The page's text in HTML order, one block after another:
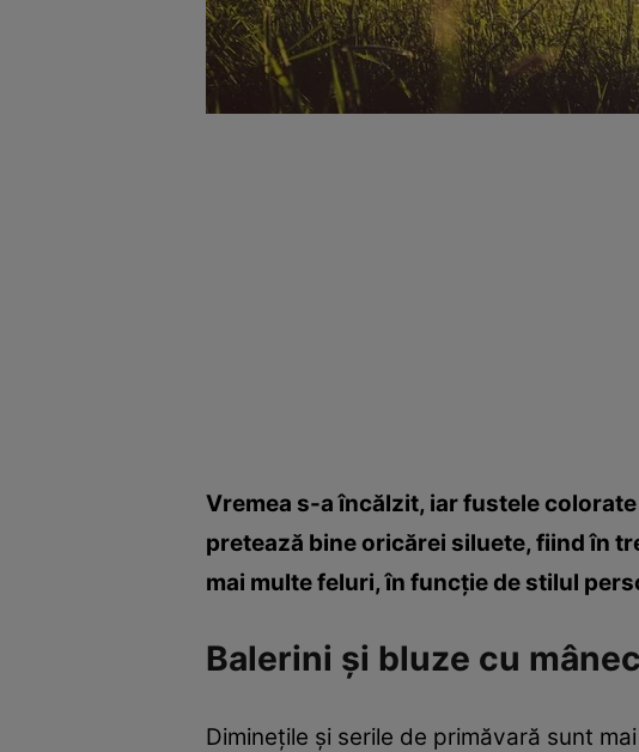
Vremea s-a încălzit, iar fustele
pretează bine oricărei siluete, fiind în
mai multe feluri, în funcţie de stilul
Balerini şi bluze cu
Dimineţile şi serile de primăvară sunt